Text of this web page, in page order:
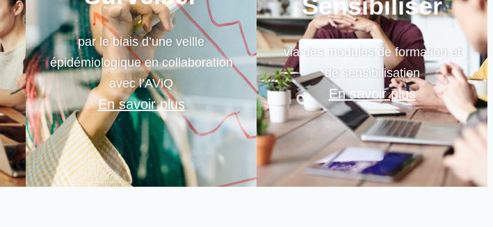
par le biais d’une veille
épidémiologique en collaboration
avec l’AViQ
En savoir plus
Sensibiliser
via des modules de formation et
de sensibilisation
En savoir plus